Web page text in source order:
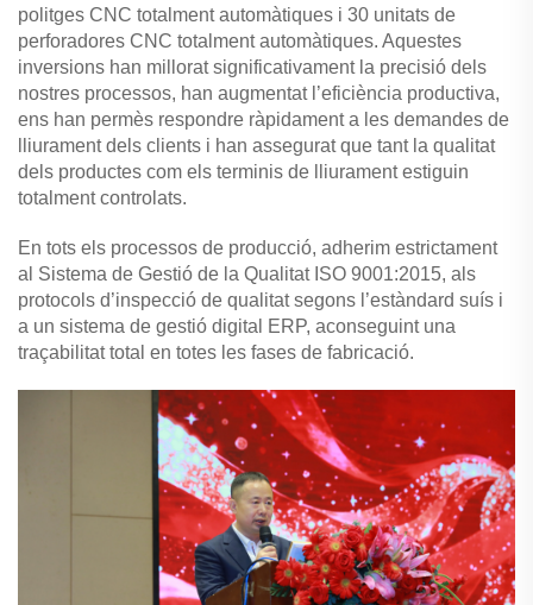
politges CNC totalment automàtiques i 30 unitats de
perforadores CNC totalment automàtiques. Aquestes
inversions han millorat significativament la precisió dels
nostres processos, han augmentat l’eficiència productiva,
ens han permès respondre ràpidament a les demandes de
lliurament dels clients i han assegurat que tant la qualitat
dels productes com els terminis de lliurament estiguin
totalment controlats.
En tots els processos de producció, adherim estrictament
al Sistema de Gestió de la Qualitat ISO 9001:2015, als
protocols d’inspecció de qualitat segons l’estàndard suís i
a un sistema de gestió digital ERP, aconseguint una
traçabilitat total en totes les fases de fabricació.